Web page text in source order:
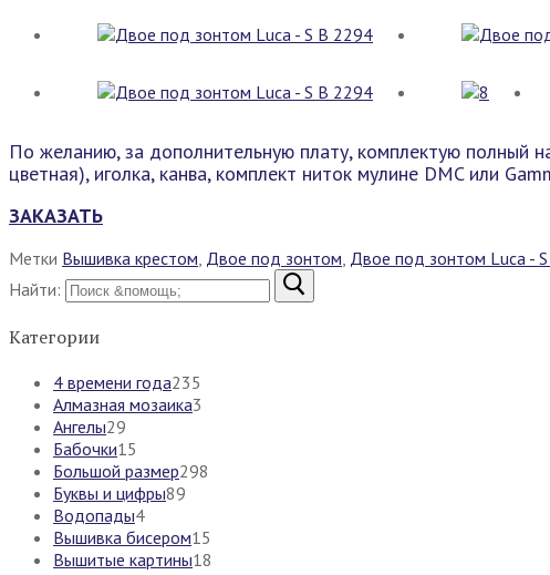
По желанию, за дополнительную плату, комплектую полный
цветная), иголка, канва, комплект ниток мулине DMC или
ЗАКАЗАТЬ
Метки Вышивка крестом Двое под зонтом Двое под зонтом Luca -
Найти:
Категории
4 времени года235
Алмазная мозаика3
Ангелы29
Бабочки15
Большой размер298
Буквы и цифры89
Водопады4
Вышивка бисером15
Вышитые картины18